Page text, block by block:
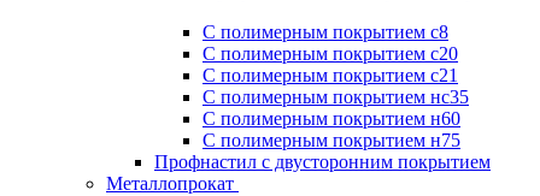
С полимерным покрытием с8
С полимерным покрытием с20
С полимерным покрытием с21
С полимерным покрытием нс35
С полимерным покрытием н60
С полимерным покрытием н75
Профнастил с двусторонним покрытием
Металлопрокат